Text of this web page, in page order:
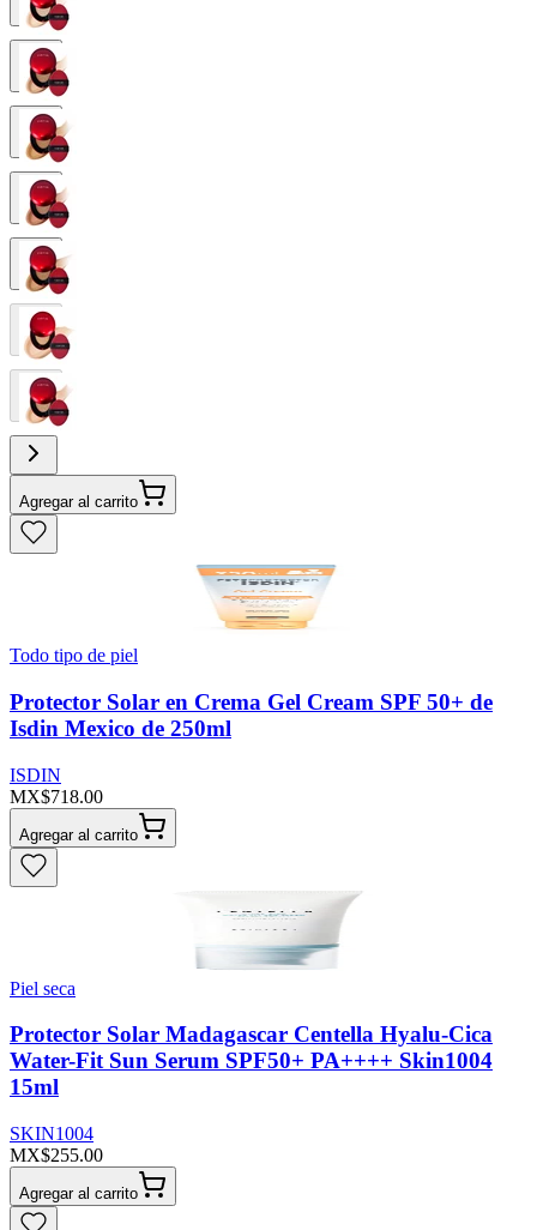
Agregar al carrito
Todo tipo de piel
Protector Solar en Crema Gel Cream SPF 50+ de
Isdin Mexico de 250ml
ISDIN
MX$718.00
Agregar al carrito
Piel seca
Protector Solar Madagascar Centella Hyalu-Cica
Water-Fit Sun Serum SPF50+ PA++++ Skin1004
15ml
SKIN1004
MX$255.00
Agregar al carrito